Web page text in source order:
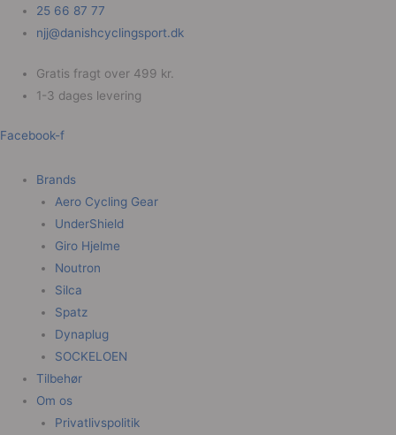
25 66 87 77
njj@danishcyclingsport.dk
Gratis fragt over 499 kr.
1-3 dages levering
Facebook-f
Brands
Aero Cycling Gear
UnderShield
Giro Hjelme
Noutron
Silca
Spatz
Dynaplug
SOCKELOEN
Tilbehør
Om os
Privatlivspolitik
Sorteret
efter